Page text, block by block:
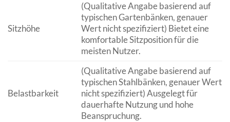
Sitzhöhe
(Qualitative Angabe basierend auf
typischen Gartenbänken, genauer
Wert nicht spezifiziert) Bietet eine
komfortable Sitzposition für die
meisten Nutzer.
Belastbarkeit
(Qualitative Angabe basierend auf
typischen Stahlbänken, genauer Wert
nicht spezifiziert) Ausgelegt für
dauerhafte Nutzung und hohe
Beanspruchung.